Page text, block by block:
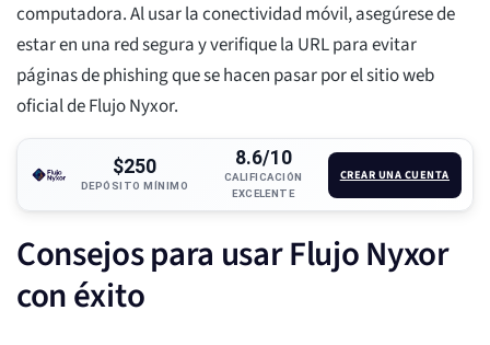
computadora. Al usar la conectividad móvil, asegúrese de
estar en una red segura y verifique la URL para evitar
páginas de phishing que se hacen pasar por el sitio web
oficial de Flujo Nyxor.
$250
DEPÓSITO MÍNIMO
8.6/10
CALIFICACIÓN
EXCELENTE
CREAR UNA CUENTA
Consejos para usar Flujo Nyxor
con éxito